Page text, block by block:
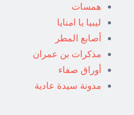
همسات
ليبيا يا امنايا
أصابع المطر
مذكرات بن عمران
أوراق صفاء
مدونة سيدة عادية